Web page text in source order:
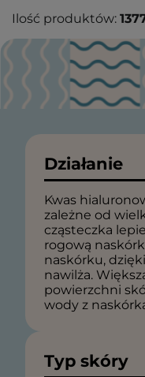
Ilość produktów:
Działanie
Kwas
zależne od
cząsteczka
rogową
naskórku,
nawilża.
powierzchni
wody z
Typ skóry